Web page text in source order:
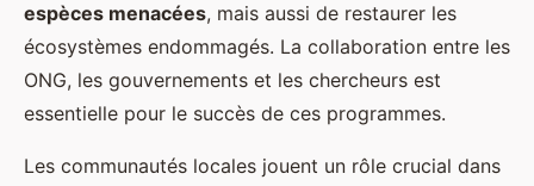
espèces menacées, mais aussi de restaurer les
écosystèmes endommagés. La collaboration entre les
ONG, les gouvernements et les chercheurs est
essentielle pour le succès de ces programmes.
Les communautés locales jouent un rôle crucial dans